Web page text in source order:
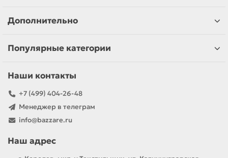
Дополнительно
Популярные категории
Наши контакты
+7 (499) 404-26-48
Менеджер в телеграм
info@bazzare.ru
Наш адрес